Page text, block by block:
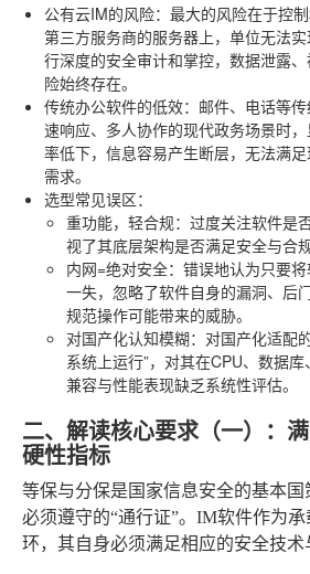
公有云IM的风险：最大的风险在于控
第三方服务商的服务器上，单位无法
行深度的安全审计和掌控，数据泄露
险始终存在。
传统办公软件的低效：邮件、电话等
速响应、多人协作的现代政务场景时
率低下，信息容易产生断层，无法满
需求。
选型常见误区：
重功能，轻合规：过度关注软件是
视了其底层架构是否满足安全与合
内网=绝对安全：错误地认为只要
一失，忽略了软件自身的漏洞、后
规范操作可能带来的威胁。
对国产化认知模糊：对国产化适配
系统上运行”，对其在CPU、数据
兼容与性能表现缺乏系统性评估。
二、解读核心要求（一）：
硬性指标
等保与分保是国家信息安全的基本
必须遵守的“通行证”。IM软件作为
环，其自身必须满足相应的安全技术